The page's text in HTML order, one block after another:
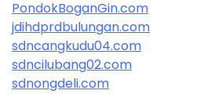
PondokBoganGin.com
jdihdprdbulungan.com
sdncangkudu04.com
sdncilubang02.com
sdnongdeli.com